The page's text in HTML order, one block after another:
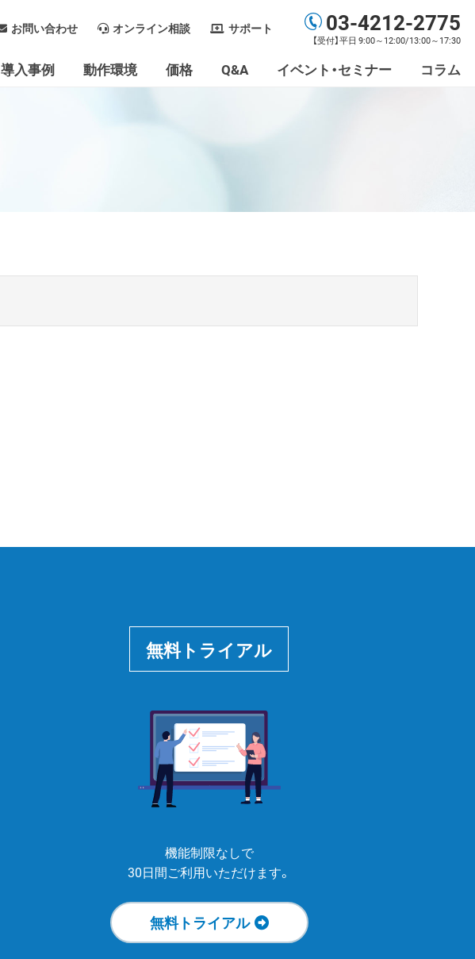
お問い合わせ オンライン相談 サポート 03-4212-2775
【受付】平日 9:00～12:00/13:00～17:30
導入事例 動作環境 価格 Q&A イベント・セミナー コラム
無料トライアル
機能制限なしで
30日間ご利用いただけます。
無料トライアル